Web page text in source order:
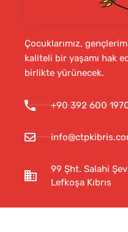
Çocuklarımız,
kaliteli bir yaşamı hak
birlikte yürünecek.
+90 392 600
99 Şht. Salahi
Lefkoşa Kıbrıs